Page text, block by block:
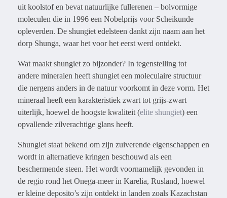
uit koolstof en bevat natuurlijke fullerenen – bolvormige
moleculen die in 1996 een Nobelprijs voor Scheikunde
opleverden. De shungiet edelsteen dankt zijn naam aan het
dorp Shunga, waar het voor het eerst werd ontdekt.
Wat maakt shungiet zo bijzonder? In tegenstelling tot
andere mineralen heeft shungiet een moleculaire structuur
die nergens anders in de natuur voorkomt in deze vorm. Het
mineraal heeft een karakteristiek zwart tot grijs-zwart
uiterlijk, hoewel de hoogste kwaliteit (elite shungiet) een
opvallende zilverachtige glans heeft.
Shungiet staat bekend om zijn zuiverende eigenschappen en
wordt in alternatieve kringen beschouwd als een
beschermende steen. Het wordt voornamelijk gevonden in
de regio rond het Onega-meer in Karelia, Rusland, hoewel
er kleine deposito’s zijn ontdekt in landen zoals Kazachstan